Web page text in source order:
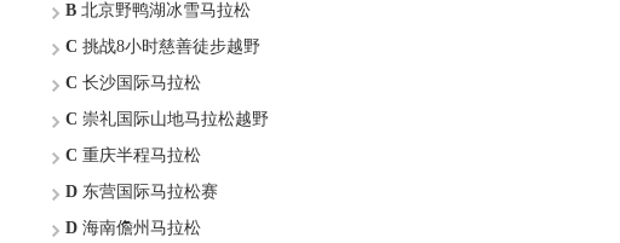
B北京野鸭湖冰雪马拉松
C 挑战8小时慈善徒步越野
C 长沙国际马拉松
C 崇礼国际山地马拉松越野
C 重庆半程马拉松
D东营国际马拉松赛
D海南儋州马拉松